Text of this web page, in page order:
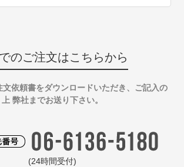
のご注文はこちらから
文依頼書をダウンロードいただき、ご記入の
上 弊社までお送り下さい。
(24時間受付)